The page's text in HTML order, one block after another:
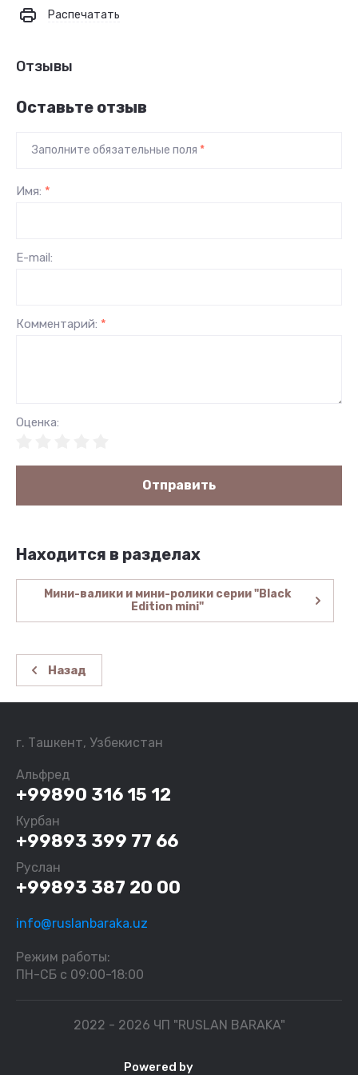
Распечатать
Отзывы
Оставьте отзыв
Заполните обязательные поля *
Имя: *
E-mail:
Комментарий: *
Оценка:
Отправить
Находится в разделах
Мини-валики и мини-ролики серии "Black
Edition mini"
Назад
г. Ташкент, Узбекистан
Альфред
+99890 316 15 12
Курбан
+99893 399 77 66
Руслан
+99893 387 20 00
info@ruslanbaraka.uz
Режим работы:
ПН-СБ с 09:00-18:00
2022 - 2026 ЧП "RUSLAN BARAKA"
Powered by